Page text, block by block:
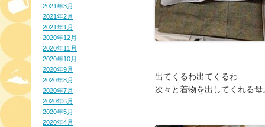
2021年3月
2021年2月
2021年1月
2020年12月
2020年11月
2020年10月
2020年9月
2020年8月
2020年7月
2020年6月
2020年5月
2020年4月
出てくるわ出てくるわ
次々と着物を出してくれる母